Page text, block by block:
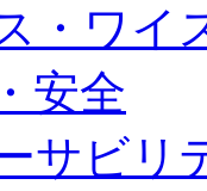
・ワイ
安全
サビリ